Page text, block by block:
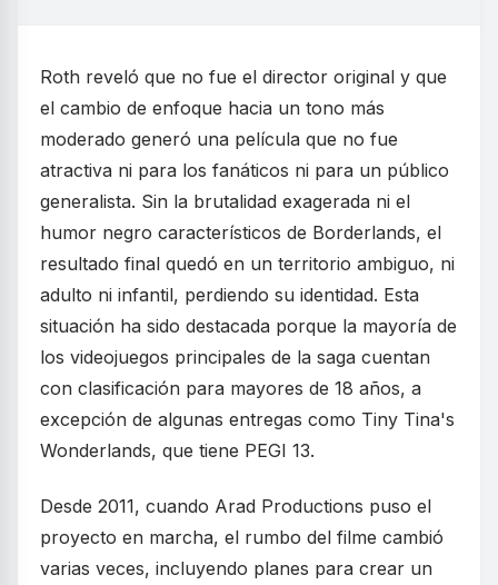
Roth reveló que no fue el director original y que
el cambio de enfoque hacia un tono más
moderado generó una película que no fue
atractiva ni para los fanáticos ni para un público
generalista. Sin la brutalidad exagerada ni el
humor negro característicos de Borderlands, el
resultado final quedó en un territorio ambiguo, ni
adulto ni infantil, perdiendo su identidad. Esta
situación ha sido destacada porque la mayoría de
los videojuegos principales de la saga cuentan
con clasificación para mayores de 18 años, a
excepción de algunas entregas como Tiny Tina's
Wonderlands, que tiene PEGI 13.
Desde 2011, cuando Arad Productions puso el
proyecto en marcha, el rumbo del filme cambió
varias veces, incluyendo planes para crear un